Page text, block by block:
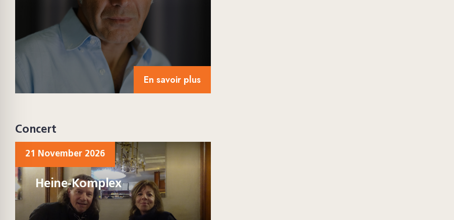
En savoir plus
Concert
21 November 2026
Heine-Komplex